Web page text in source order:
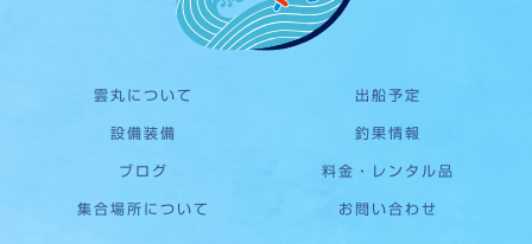
雲丸について 出船予定
設備装備 釣果情報
ブログ 料金・レンタル品
集合場所について お問い合わせ